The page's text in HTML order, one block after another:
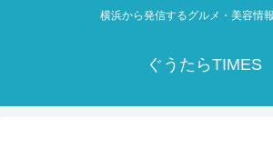
横浜から発信するグルメ・美容情
ぐうたらTIMES